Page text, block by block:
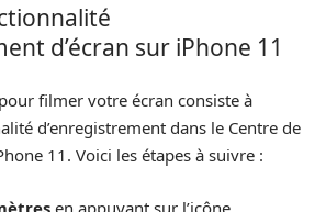
d’écran sur iPhone 11
filmer votre écran consiste à
d’enregistrement dans le Centre de
11. Voici les étapes à suivre :
en appuyant sur l’icône